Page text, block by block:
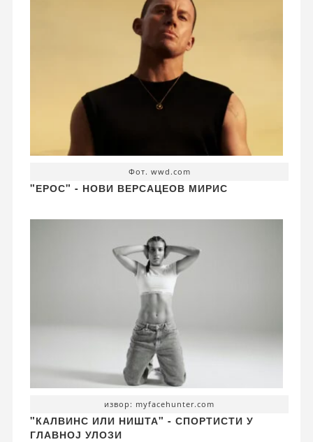
Фот. wwd.com
"ЕРОС" - НОВИ ВЕРСАЦЕОВ МИРИС
извор: myfacehunter.com
"КАЛВИНС ИЛИ НИШТА" - СПОРТИСТИ У
ГЛАВНОЈ УЛОЗИ